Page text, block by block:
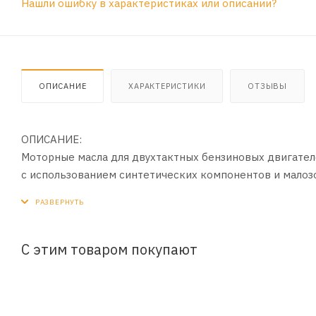
Нашли ошибку в характеристиках или описании?
ОПИСАНИЕ ХАРАКТЕРИСТИКИ ОТЗЫВЫ
ОПИСАНИЕ:
Моторные масла для двухтактных бензиновых
с использованием синтетических компонентов и
Разработаны для использования в современных
С этим товаром покупают